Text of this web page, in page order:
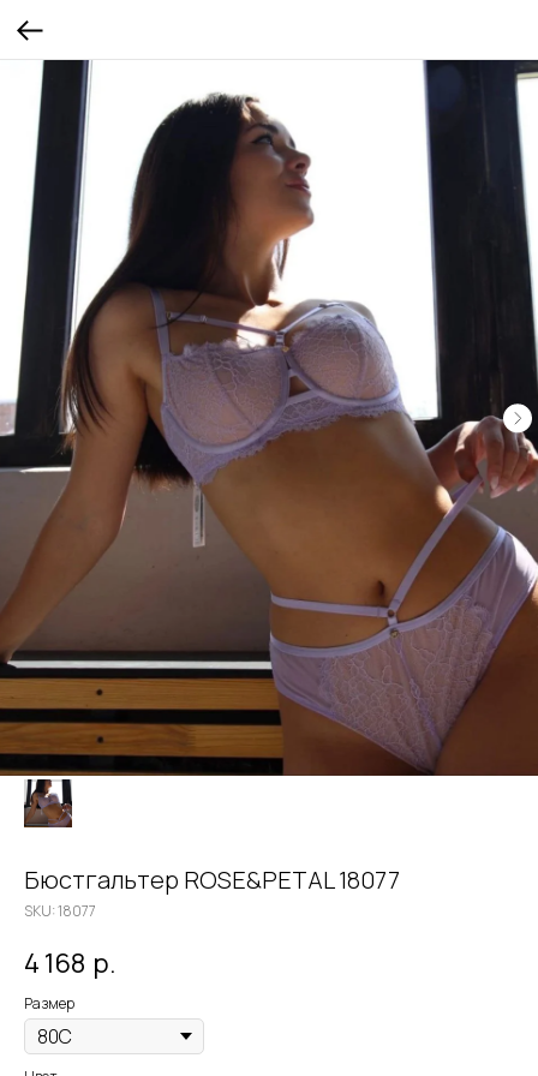
Бюстгальтер ROSE&PETAL 18077
SKU:18077
4 168 р.
Размер